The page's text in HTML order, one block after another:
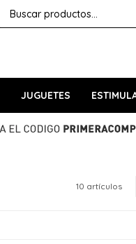
JUGUETES
10 artículos